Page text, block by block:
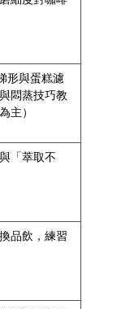
形與蛋糕濾
悶蒸技巧教
主）
「萃取不
品飲，練習